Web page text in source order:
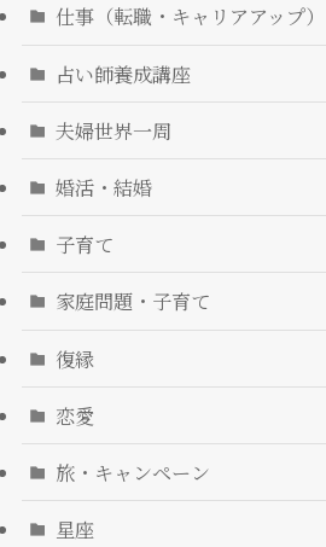
仕事（転職・キャリアアップ）
占い師養成講座
夫婦世界一周
婚活・結婚
子育て
家庭問題・子育て
復縁
恋愛
旅・キャンペーン
星座